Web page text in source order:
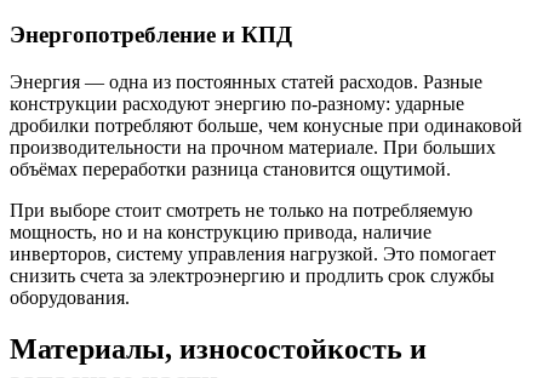
Энергопотребление и КПД
Энергия — одна из постоянных статей расходов. Разные
конструкции расходуют энергию по-разному: ударные
дробилки потребляют больше, чем конусные при одинаковой
производительности на прочном материале. При больших
объёмах переработки разница становится ощутимой.
При выборе стоит смотреть не только на потребляемую
мощность, но и на конструкцию привода, наличие
инверторов, систему управления нагрузкой. Это помогает
снизить счета за электроэнергию и продлить срок службы
оборудования.
Материалы, износостойкость и